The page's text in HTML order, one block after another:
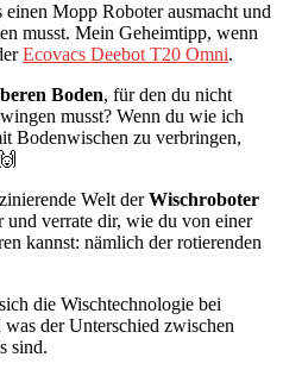
Mopp Roboter ausmacht und
musst. Mein Geheimtipp, wenn
Ecovacs Deebot T20 Omni.
Boden, für den du nicht
musst? Wenn du wie ich
Bodenwischen zu verbringen,
Welt derWischroboter
verrate dir, wie du von einer
kannst: nämlich der rotierenden
die Wischtechnologie bei
was der Unterschied zwischen
sind.